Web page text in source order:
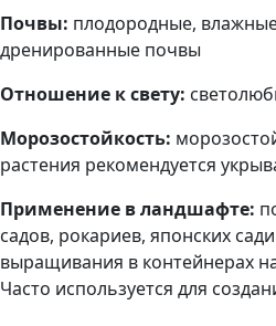
Почвы: плодородные,
дренированные почвы
Отношение к свету:
Морозостойкость:
растения рекомендуется
Применение в ландшафте:
садов, рокариев, японских
выращивания в контейнерах
Часто используется для